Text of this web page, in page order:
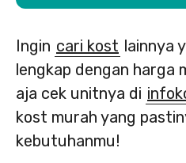
Ingin cari kost lainnya
lengkap dengan harga
aja cek unitnya di
kost murah yang
kebutuhanmu!